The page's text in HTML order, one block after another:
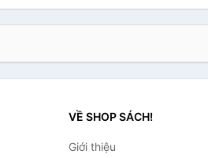
VỀ SHOP SÁCH!
Giới thiệu